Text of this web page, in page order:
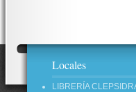
Locales
LIBRERÍA